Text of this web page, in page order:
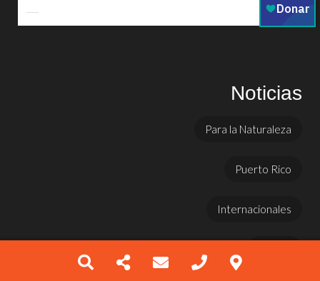
Noticias
Para la Naturaleza
Puerto Rico
Internacionales